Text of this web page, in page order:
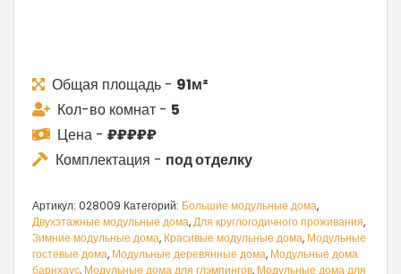
Общая площадь - 91м²
Кол-во комнат - 5
Цена - ₽₽₽₽₽
Комплектация - под отделку
Артикул: 028009 Категорий: Большие модульные дома,
Двухэтажные модульные дома,Для круглогодичного проживания,
Зимние модульные дома, Красивые модульные дома, Модульные
гостевые дома, Модульные деревянные дома, Модульные дома
барнхаус, Модульные дома для глэмпингов, Модульные дома для